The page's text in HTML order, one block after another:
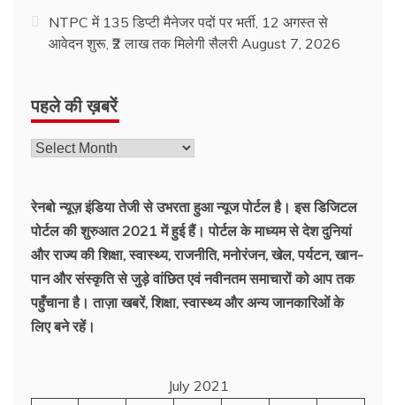
NTPC में 135 डिप्टी मैनेजर पदों पर भर्ती, 12 अगस्त से
आवेदन शुरू, ₹2 लाख तक मिलेगी सैलरी August 7, 2026
पहले की ख़बरें
रेनबो न्यूज़ इंडिया तेजी से उभरता हुआ न्‍यूज पोर्टल है। इस डिजिटल
पोर्टल की शुरुआत 2021 में हुई हैं। पोर्टल के माध्यम से देश दुनियां
और राज्य की शिक्षा, स्वास्थ्य, राजनीति, मनोरंजन, खेल, पर्यटन, खान-
पान और संस्कृति से जुड़े वांछित एवं नवीनतम समाचारों को आप तक
पहुँचाना है। ताज़ा खबरें, शिक्षा, स्वास्थ्य और अन्य जानकारिओं के
लिए बने रहें।
July 2021